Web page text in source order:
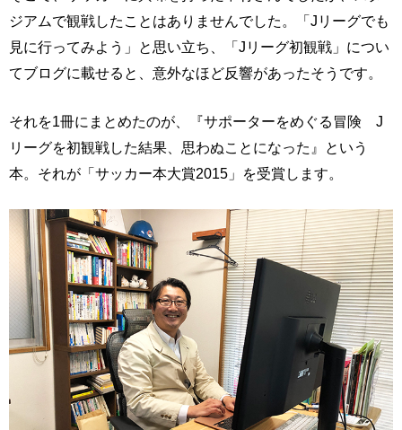
ジアムで観戦したことはありませんでした。「Jリーグでも
見に行ってみよう」と思い立ち、「Jリーグ初観戦」につい
てブログに載せると、意外なほど反響があったそうです。
それを1冊にまとめたのが、『サポーターをめぐる冒険 J
リーグを初観戦した結果、思わぬことになった』という
本。それが「サッカー本大賞2015」を受賞します。